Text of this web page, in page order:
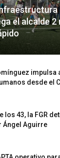
el alcalde 2
impulsa
desde el
los 43, la FGR
Ángel Aguirre